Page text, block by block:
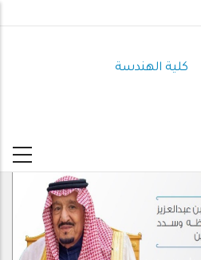
كلية الهندسة